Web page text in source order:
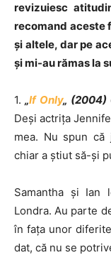
revizuiesc
recomand aceste
şi altele, dar pe
şi mi-au rămas la
1. „If Only„ (2004)
Deşi actriţa
mea. Nu spun
chiar a ştiut să-şi
Samantha şi Ian
Londra. Au parte
în faţa unor
dat, că nu se